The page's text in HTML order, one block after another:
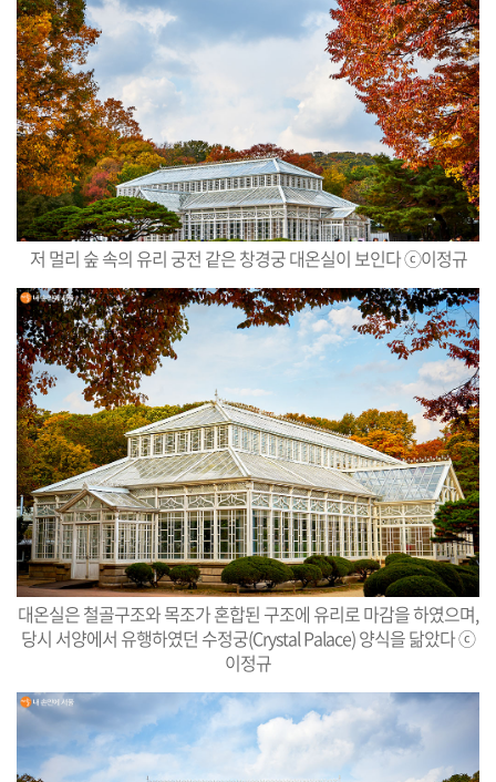
저 멀리 숲 속의 유리 궁전 같은 창경궁 대온실이 보인다 ⓒ이정규
대온실은 철골구조와 목조가 혼합된 구조에 유리로 마감을 하였으며,
당시 서양에서 유행하였던 수정궁(Crystal Palace) 양식을 닮았다 ⓒ
이정규